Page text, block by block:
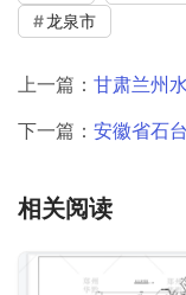
龙泉市
上一篇： 甘肃兰州
下一篇： 安徽省石
相关阅读